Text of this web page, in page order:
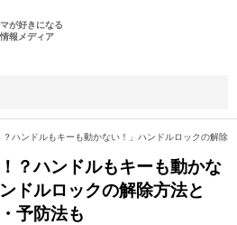
が好きになる
報メディア
？ハンドルもキーも動かない！」ハンドルロックの解除
！？ハンドルもキーも動かな
ドルロックの解除方法と
予防法も